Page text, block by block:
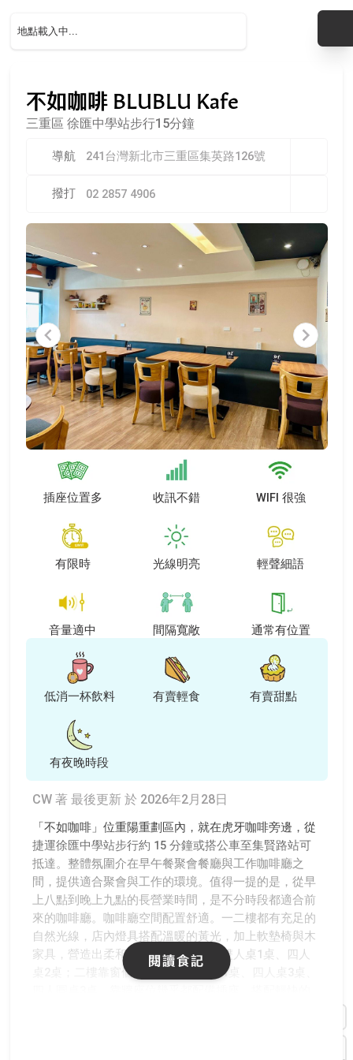
不如咖啡 BLUBLU Kafe
三重區 徐匯中學站步行15分鐘
導航 241台灣新北市三重區集英路126號
撥打 02 2857 4906
插座位置多 收訊不錯 WIFI 很強
有限時 光線明亮 輕聲細語
音量適中 間隔寬敞 通常有位置
低消一杯飲料 有賣輕食 有賣甜點
有夜晚時段
CW 著 最後更新 於 2026年2月28日
「不如咖啡」位重陽重劃區內，就在虎牙咖啡旁邊，從
捷運徐匯中學站步行約 15 分鐘或搭公車至集賢路站可
抵達。整體氛圍介在早午餐聚會餐廳與工作咖啡廳之
間，提供適合聚會與工作的環境。值得一提的是，從早
上八點到晚上九點的長營業時間，是不分時段都適合前
來的咖啡廳。咖啡廳空間配置舒適。一二樓都有充足的
自然光線，店內燈具搭配溫暖的黃光，加上軟墊椅與木
家具，營造出柔和宜人的氛圍。一樓雙人桌1桌、四人
桌2桌；二樓靠窗個人座6桌、雙人桌1桌、四人桌3桌、
閱讀食記